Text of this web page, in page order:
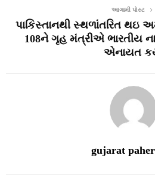
આગામી પોસ્ટ
પાકિસ્તાનથી સ્થળાંતરિત થઇ
108ને ગૃહ મંત્રીએ ભારતીય
એનાયત
gujarat